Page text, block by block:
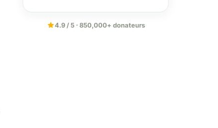
star4.9 / 5 · 850,000+ donateurs